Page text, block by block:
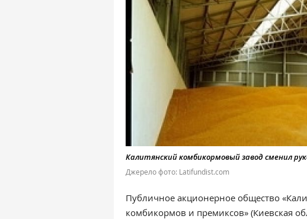
Калитянский комбикормовый завод сменил
Джерело фото: Latifundist.com
Публичное акционерное общество
комбикормов и премиксов» (Киевская